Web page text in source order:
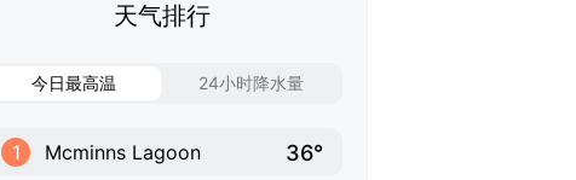
天气排行
今日最高温 24小时降水量
1 Mcminns Lagoon 36°